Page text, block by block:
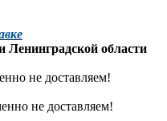
Ленинградской области
не доставляем!
не доставляем!